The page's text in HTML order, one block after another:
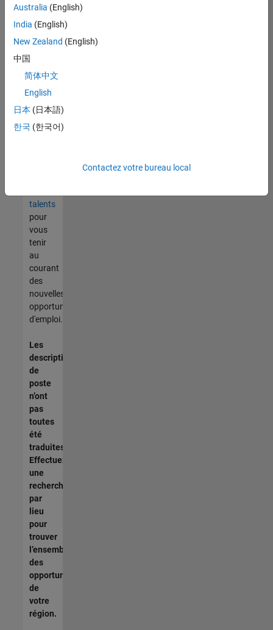
malgré
tout
vous
trouvez
pas
d'offre
corresponde
à vos
talents
pour
vous
tenir
au
courant
des
nouvelles
opportunités
d'emploi.
Les
descriptions
de
poste
n’ont
pas
toutes
été
traduites.
Effectuez
une
recherche
par
lieu
pour
trouver
l’ensemble
des
opportunités
de
votre
région.
Australia (English)
India (English)
New Zealand (English)
中国
简体中文
English
日本 (日本語)
한국 (한국어)
Contactez votre bureau local